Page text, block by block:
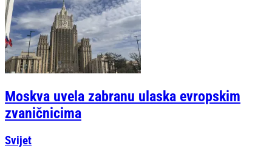
Moskva uvela zabranu ulaska evropskim
zvaničnicima
Svijet